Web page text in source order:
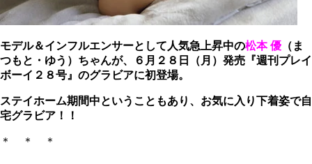
モデル＆インフルエンサーとして人気急上昇中の松本 優 （ま
つもと・ゆう）ちゃんが、６月２８日（月）発売『週刊プレイ
ボーイ２８号』のグラビアに初登場。
ステイホーム期間中ということもあり、お気に入り下着姿で自
宅グラビア！！
＊ ＊ ＊